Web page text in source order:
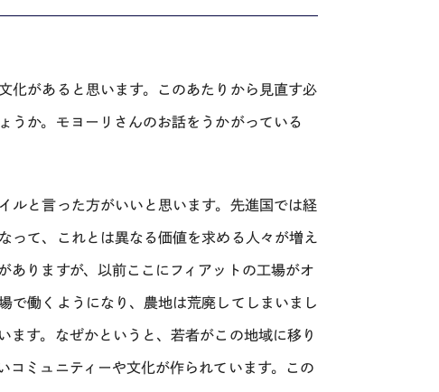
化があると思います。このあたりから見直す必
うか。モヨーリさんのお話をうかがっている
ルと言った方がいいと思います。先進国では経
って、これとは異なる価値を求める人々が増え
ありますが、以前ここにフィアットの工場がオ
で働くようになり、農地は荒廃してしまいまし
ます。なぜかというと、若者がこの地域に移り
コミュニティーや文化が作られています。この